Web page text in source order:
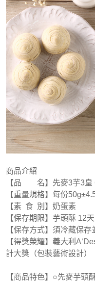
商品介紹
【品 名】先麥3芋3皇
【重量規格】每份
【素 食 別】奶蛋素
【保存期限】芋頭酥 12
【保存方式】須冷藏保
【得獎榮耀】義大利
計大獎（包裝藝術設計）
【商品特色】○先麥芋頭